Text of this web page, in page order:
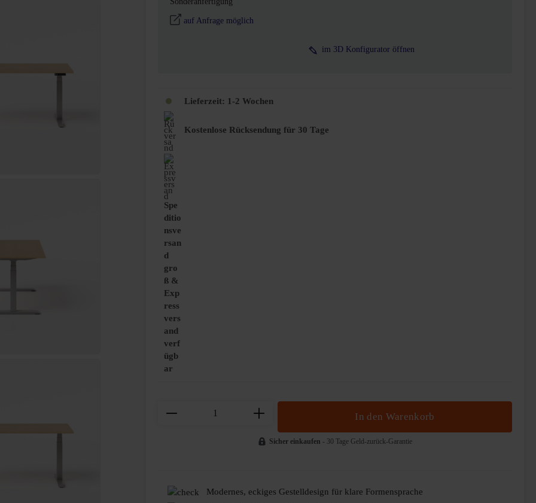
auf Anfrage möglich
im 3D Konfigurator öffnen
Lieferzeit: 1-2 Wochen
Kostenlose Rücksendung für 30 Tage
Spe
ditio
nsve
rsan
d
gro
ß &
Exp
ress
vers
and
verf
ügb
ar
Produkt Anzahl: Gib den gewünschten Wert ein oder benutze
In den Warenkorb
Sicher einkaufen - 30 Tage Geld-zurück-Garantie
Modernes, eckiges Gestelldesign für klare Formensprache